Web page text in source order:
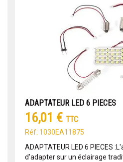
ADAPTATEUR LED 6 PIECES
16,01 € TTC
Réf: 1030EA11875
ADAPTATEUR LED 6 PIECES
d'adapter sur un éclairage